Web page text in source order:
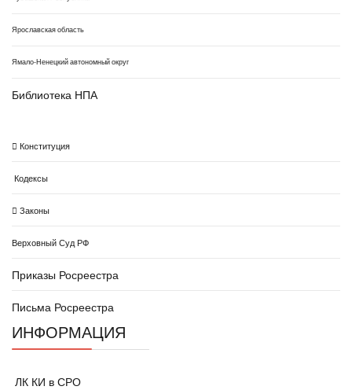
Ярославская область
Ямало-Ненецкий автономный округ
Библиотека НПА
Конституция
Кодексы
Законы
Верховный Суд РФ
Приказы Росреестра
Письма Росреестра
ИНФОРМАЦИЯ
ЛК КИ в СРО